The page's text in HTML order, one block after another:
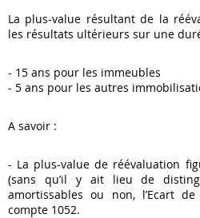
La plus-value résultant de la
les résultats ultérieurs sur une
- 15 ans pour les immeubles
- 5 ans pour les autres
A savoir :
- La plus-value de réévaluation
(sans qu’il y ait lieu de
amortissables ou non, l’Ecart
compte 1052.